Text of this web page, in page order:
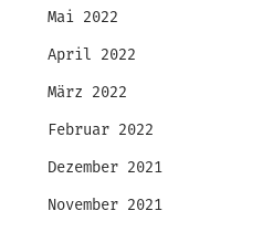
Mai 2022
April 2022
März 2022
Februar 2022
Dezember 2021
November 2021